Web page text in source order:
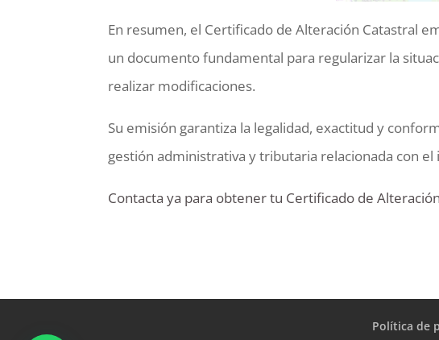
En resumen, el Certificado de Alteración Catastral
un documento fundamental para regularizar la
realizar modificaciones.
Su emisión garantiza la legalidad, exactitud y
gestión administrativa y tributaria relacionada con el
Contacta ya para obtener tu Certificado de
Política de